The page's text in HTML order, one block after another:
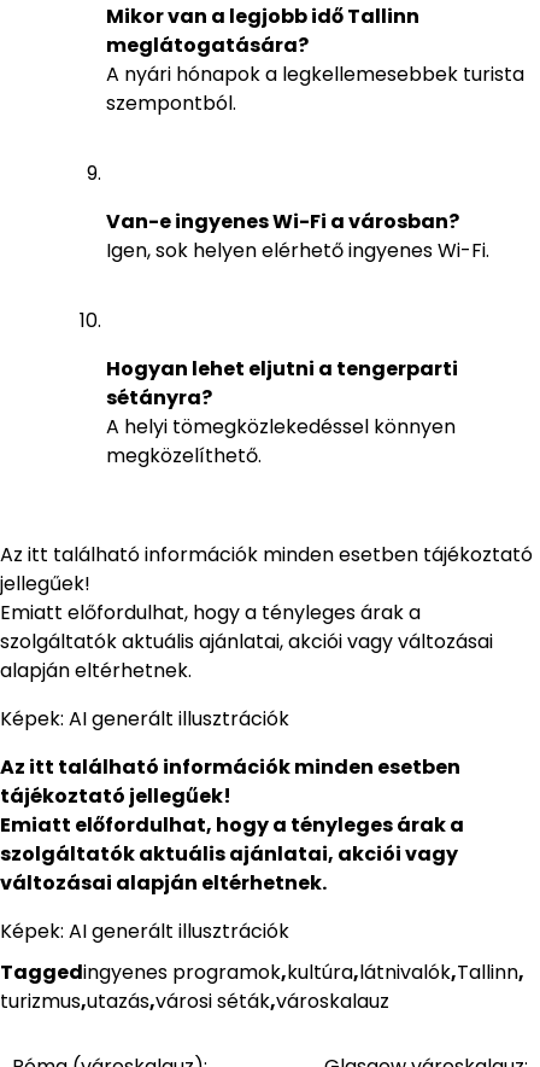
Mikor van a legjobb idő Tallinn
meglátogatására?
A nyári hónapok a legkellemesebbek turista
szempontból.
Van-e ingyenes Wi-Fi a városban?
Igen, sok helyen elérhető ingyenes Wi-Fi.
Hogyan lehet eljutni a tengerparti
sétányra?
A helyi tömegközlekedéssel könnyen
megközelíthető.
Az itt található információk minden esetben tájékoztató
jellegűek!
Emiatt előfordulhat, hogy a tényleges árak a
szolgáltatók aktuális ajánlatai, akciói vagy változásai
alapján eltérhetnek.
Képek: AI generált illusztrációk
Az itt található információk minden esetben
tájékoztató jellegűek!
Emiatt előfordulhat, hogy a tényleges árak a
szolgáltatók aktuális ajánlatai, akciói vagy
változásai alapján eltérhetnek.
Képek: AI generált illusztrációk
Taggedingyenes programok,kultúra,látnivalók,Tallinn,
turizmus,utazás,városi séták,városkalauz